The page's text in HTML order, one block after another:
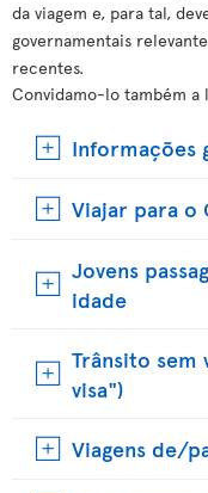
da viagem e, para tal,
governamentais
recentes.
Convidamo-lo também a
Informações
Viajar para o
Jovens
idade
Trânsito sem
visa")
Viagens de/